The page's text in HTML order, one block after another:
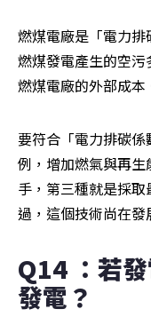
燃煤電廠是「電力
燃煤發電產生的空
燃煤電廠的外部成本
要符合「電力排碳
例，增加燃氣與再
手，第三種就是採取
過，這個技術尚在發
Q14 ：若
發電？